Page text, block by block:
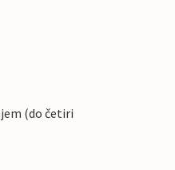
(do četiri